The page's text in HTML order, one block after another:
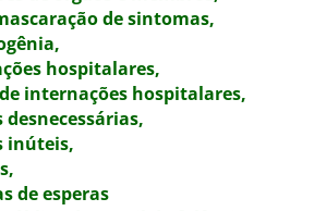
de sintomas,
hospitalares,
internações hospitalares,
inúteis,
de esperas